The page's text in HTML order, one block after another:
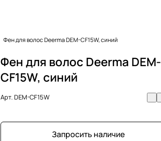
Фен для волос Deerma DEM-CF15W, синий
Фен для волос Deerma DEM-
CF15W, синий
Арт.DEM-CF15W
Запросить наличие